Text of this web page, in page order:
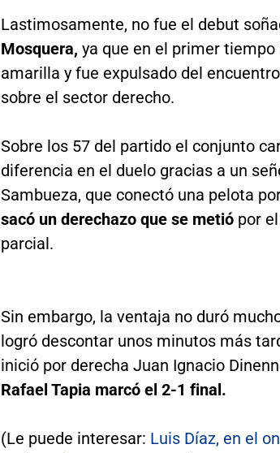
Lastimosamente, no fue el debut
Mosquera, ya que en el primer
amarilla y fue expulsado del
sobre el sector derecho.
Sobre los 57 del partido el conjunto
diferencia en el duelo gracias a un
Sambueza, que conectó una pelota
sacó un derechazo que se metiópor el
parcial.
Sin embargo, la ventaja no duró
logró descontar unos minutos más
inició por derecha Juan Ignacio
Rafael Tapia marcó el 2-1 final.
(Le puede interesar: Luis Díaz, en el